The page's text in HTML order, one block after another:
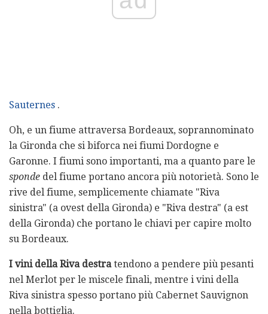
Sauternes .
Oh, e un fiume attraversa Bordeaux, soprannominato
la Gironda che si biforca nei fiumi Dordogne e
Garonne. I fiumi sono importanti, ma a quanto pare le
sponde del fiume portano ancora più notorietà. Sono le
rive del fiume, semplicemente chiamate "Riva
sinistra" (a ovest della Gironda) e "Riva destra" (a est
della Gironda) che portano le chiavi per capire molto
su Bordeaux.
I vini della Riva destratendono a pendere più pesanti
nel Merlot per le miscele finali, mentre i vini della
Riva sinistra spesso portano più Cabernet Sauvignon
nella bottiglia.